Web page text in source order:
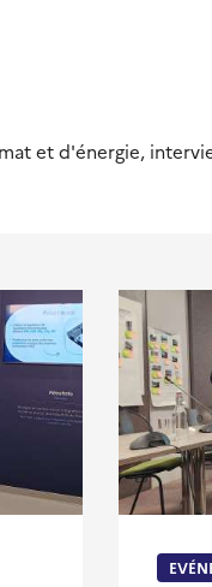
et d'énergie,